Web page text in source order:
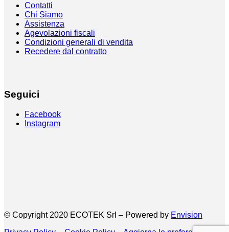
Contatti
Chi Siamo
Assistenza
Agevolazioni fiscali
Condizioni generali di vendita
Recedere dal contratto
Seguici
Facebook
Instagram
© Copyright 2020 ECOTEK Srl – Powered by Envision